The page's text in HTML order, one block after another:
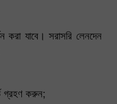
করা যাবে। সরাসরি লেনদেন
গ্রহণ করুন;